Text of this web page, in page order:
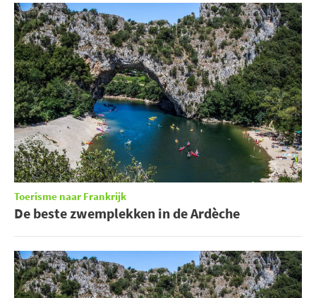
Toerisme naar Frankrijk
De beste zwemplekken in de Ardèche